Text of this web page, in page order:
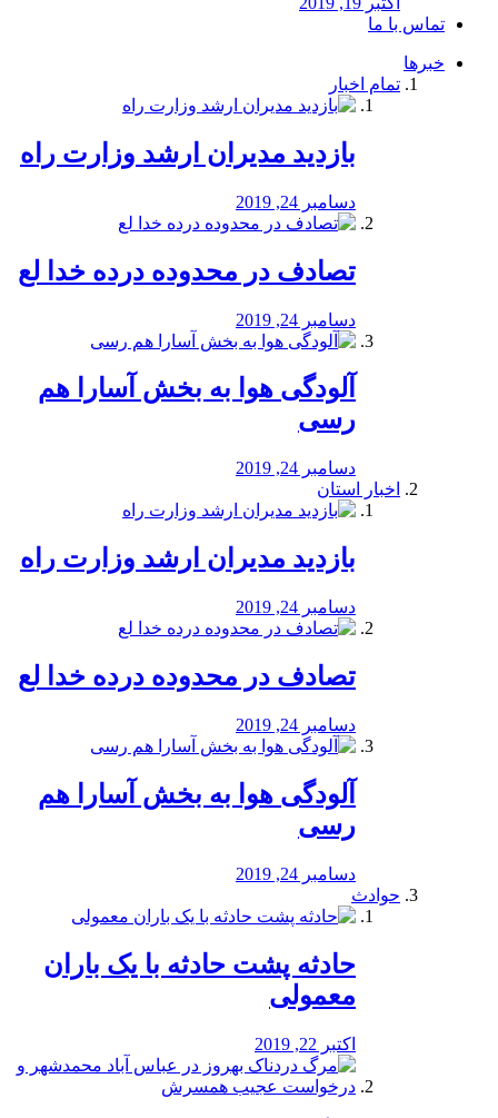
تماس با ما
خبرها
تمام اخبار
بازدید مدیران ارشد وزارت راه
دسامبر 24, 2019
تصادف در محدوده درده خدا لع
دسامبر 24, 2019
آلودگی هوا به بخش آسارا هم
رسی
دسامبر 24, 2019
اخبار استان
بازدید مدیران ارشد وزارت راه
دسامبر 24, 2019
تصادف در محدوده درده خدا لع
دسامبر 24, 2019
آلودگی هوا به بخش آسارا هم
رسی
دسامبر 24, 2019
حوادث
️حادثه پشت حادثه با یک باران
معمولی
اکتبر 22, 2019